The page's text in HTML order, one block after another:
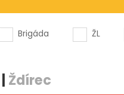
Brigáda ŽL
Ždírec